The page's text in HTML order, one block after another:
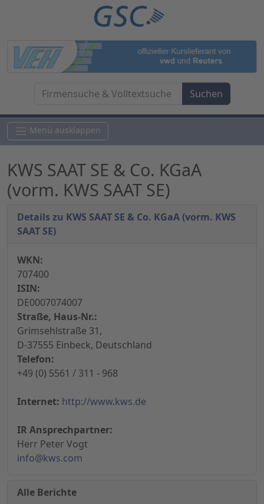
Menü ausklappen
KWS SAAT SE & Co. KGaA
(vorm. KWS SAAT SE)
Details zu KWS SAAT SE & Co. KGaA (vorm. KWS
SAAT SE)
WKN:
707400
ISIN:
DE0007074007
Straße, Haus-Nr.:
Grimsehlstraße 31,
D-37555 Einbeck, Deutschland
Telefon:
+49 (0) 5561 / 311 - 968
Internet: http://www.kws.de
IR Ansprechpartner:
Herr Peter Vogt
info@kws.com
Alle Berichte